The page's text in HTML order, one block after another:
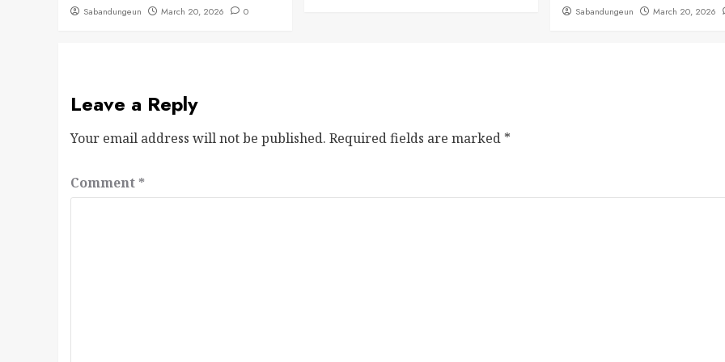
Sabandungeun March 20, 2026 0 Sabandungeun March 20, 2026
Leave a Reply
Your email address will not be published. Required fields are marked *
Comment *